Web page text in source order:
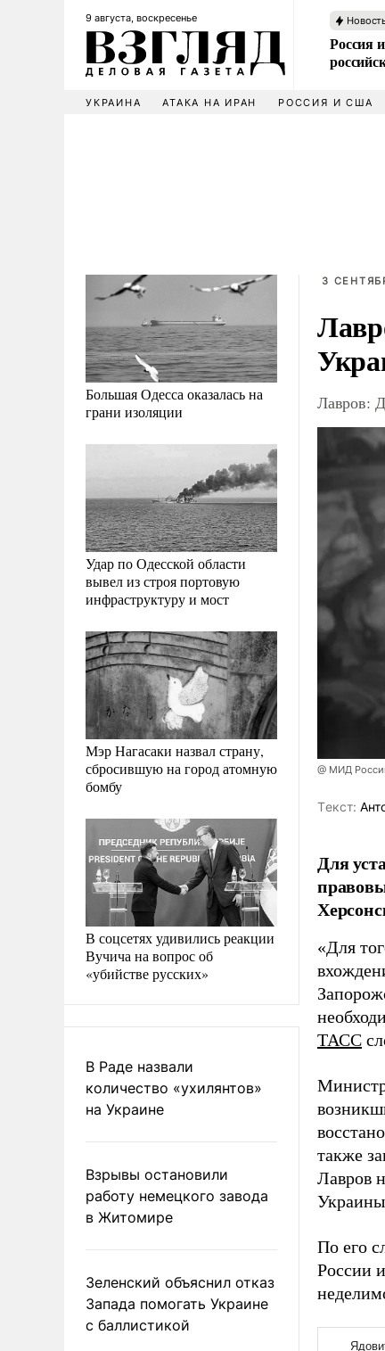
9 августа, воскресенье
Россия
УКРАИНА АТАКА НА ИРАН РОССИЯ И США
Большая Одесса оказалась на
грани изоляции
Удар по Одесской области
вывел из строя портовую
инфраструктуру и мост
Мэр Нагасаки назвал страну,
сбросившую на город атомную
бомбу
В соцсетях удивились реакции
Вучича на вопрос об
«убийстве русских»
В Раде назвали
количество «ухилянтов»
на Украине
Взрывы остановили
работу немецкого завода
в Житомире
Зеленский объяснил отказ
Запада помогать Украине
с баллистикой
3
Лавров:
@ МИД
Tекст:
Для
«Для
ТАСС
Министр
также
Лавров
Украины
По его
России